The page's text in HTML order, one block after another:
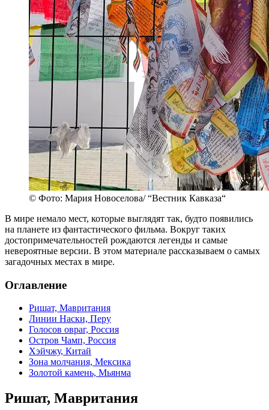
© Фото: Мария Новоселова/ “Вестник Кавказа“
В мире немало мест, которые выглядят так, будто появились
на планете из фантастического фильма. Вокруг таких
достопримечательностей рождаются легенды и самые
невероятные версии. В этом материале рассказываем о самых
загадочных местах в мире.
Оглавление
Ришат, Мавритания
Линии Наски, Перу
Голосов овраг, Россия
Остров Чамп, Россия
Хэйчжу, Китай
Зона молчания, Мексика
Золотой камень, Мьянма
Ришат, Мавритания